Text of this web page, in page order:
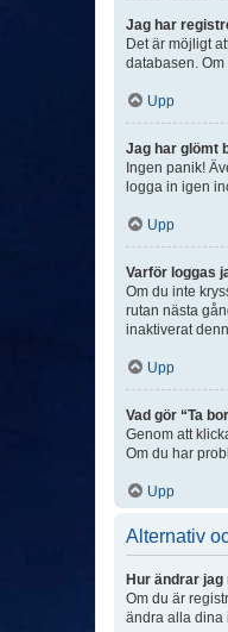
Jag har
Det är möjligt
databasen.
Upp
Jag har glömt
Ingen panik!
logga in igen
Upp
Varför loggas
Om du inte
rutan nästa
inaktiverat
Upp
Vad gör “Ta
Genom att
Om du har
Upp
Alternativ
Hur ändrar
Om du är
ändra alla dina